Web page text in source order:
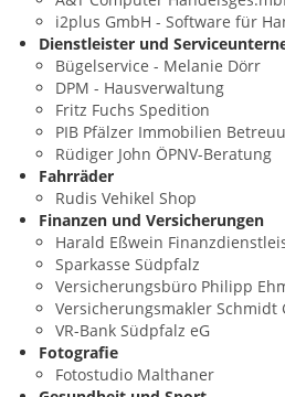
i2plus GmbH - Software für
Dienstleister und
Bügelservice - Melanie Dörr
DPM - Hausverwaltung
Fritz Fuchs Spedition
PIB Pfälzer Immobilien
Rüdiger John ÖPNV-Beratung
Fahrräder
Rudis Vehikel Shop
Finanzen und Versicherungen
Harald Eßwein
Sparkasse Südpfalz
Versicherungsbüro Philipp
Versicherungsmakler Schmidt
VR-Bank Südpfalz eG
Fotografie
Fotostudio Malthaner